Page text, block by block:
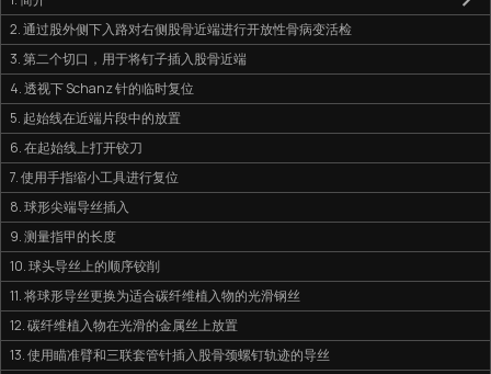
2. 通过股外侧下入路对右侧股骨近端进行开放性骨病变活检
3. 第二个切口，用于将钉子插入股骨近端
4. 透视下 Schanz 针的临时复位
5. 起始线在近端片段中的放置
6. 在起始线上打开铰刀
7. 使用手指缩小工具进行复位
8. 球形尖端导丝插入
9. 测量指甲的长度
10. 球头导丝上的顺序铰削
11. 将球形导丝更换为适合碳纤维植入物的光滑钢丝
12. 碳纤维植入物在光滑的金属丝上放置
13. 使用瞄准臂和三联套管针插入股骨颈螺钉轨迹的导丝